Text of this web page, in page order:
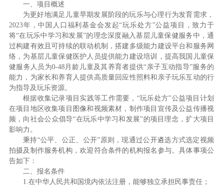
一、项目概述
为更好地满足儿童早期发展阶段的玩乐与心理行为发育需求，
2023年，中国人口福利基金会发起“玩乐处方”公益项目，致力于
将“在玩乐中学习和发展”的理念深度融入基层儿童保健服务中，通
过构建有效且可持续的联动机制，搭建多级能力建设平台和服务网
络，为基层儿童保健医护人员提供能力建设培训，提高我国儿童保
健服务人员为0-48月龄儿童及其养育者提供“亲子互动指导”服务的
能力，为家长和养育人提供高质量回应性照料和亲子玩乐互动的行
为指导及玩乐资源。
根据收集记录项目实践等工作需要，“玩乐处方”公益项目计划
在项目地区收集项目图像和视频素材，制作项目宣传及公益传播视
频，向社会公众倡导“在玩乐中学习和发展”的项目理念，扩大项目
影响力。
秉持“公平、公正、公开”原则，现通过公开遴选方式选定视频
拍摄及制作服务机构，欢迎符合条件的机构报名参与。具体事项公
告如下：
二、报名条件
1.在中华人民共和国境内依法注册，能够独立承担民事责任；